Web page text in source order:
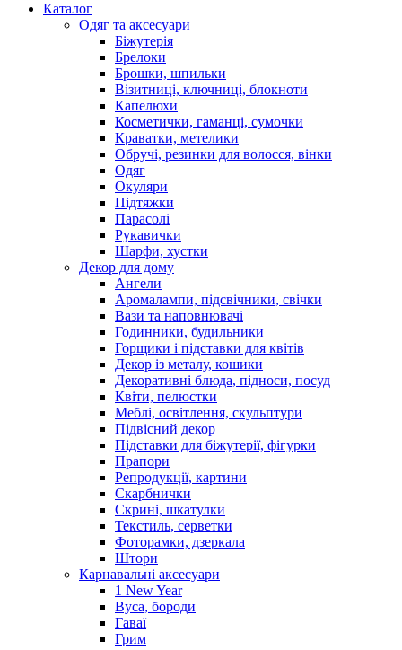
Каталог
Oдяг та аксесуари
Біжутерія
Брелоки
Брошки, шпильки
Візитниці, ключниці, блокноти
Капелюхи
Косметички, гаманці, сумочки
Краватки, метелики
Обручі, резинки для волосся, вінки
Одяг
Окуляри
Підтяжки
Парасолі
Рукавички
Шарфи, хустки
Декор для дому
Ангели
Аромалампи, підсвічники, свічки
Вази та наповнювачі
Годинники, будильники
Горщики і підставки для квітів
Декор із металу, кошики
Декоративні блюда, підноси, посуд
Квіти, пелюстки
Меблі, освітлення, скульптури
Підвісний декор
Підставки для біжутерії, фігурки
Прапори
Репродукції, картини
Скарбнички
Скрині, шкатулки
Текстиль, серветки
Фоторамки, дзеркала
Штори
Карнавальні аксесуари
1 New Year
Вуса, бороди
Гаваї
Грим